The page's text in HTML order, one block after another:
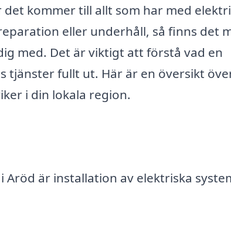
kommer till allt som har med
eller underhåll, så finns det
med. Det är viktigt att förstå vad en
fullt ut. Här är en översikt
i din lokala region.
är installation av elektriska